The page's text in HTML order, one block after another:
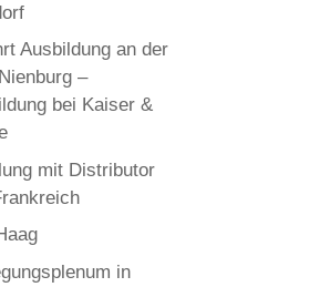
Ausbildung an der
–
bei Kaiser &
mit Distributor
in